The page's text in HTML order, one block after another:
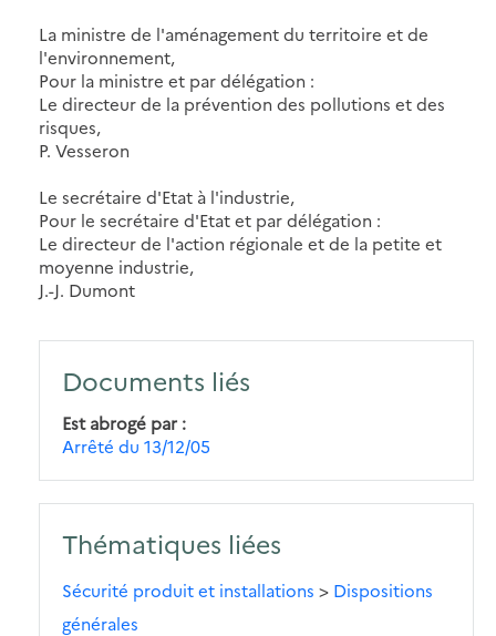
La ministre de l'aménagement du territoire et de
l'environnement,
Pour la ministre et par délégation :
Le directeur de la prévention des pollutions et des
risques,
P. Vesseron
Le secrétaire d'Etat à l'industrie,
Pour le secrétaire d'Etat et par délégation :
Le directeur de l'action régionale et de la petite et
moyenne industrie,
J.-J. Dumont
Documents liés
Est abrogé par
Arrêté du 13/12/05
Thématiques liées
Sécurité produit et installations > Dispositions
générales